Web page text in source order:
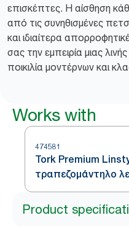
επισκέπτες. Η αίσθηση
από τις συνηθισμένες
και ιδιαίτερα
σας την εμπειρία μιας
ποικιλία μοντέρνων και
Works with
474581
Tork Premium
τραπεζομάντηλο
Product